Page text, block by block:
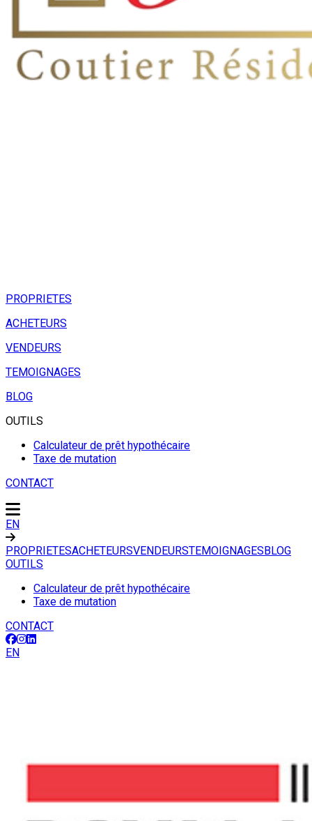
PROPRIETES
ACHETEURS
VENDEURS
TEMOIGNAGES
BLOG
OUTILS
Calculateur de prêt hypothécaire
Taxe de mutation
CONTACT
EN
PROPRIETESACHETEURSVENDEURSTEMOIGNAGESBLOG
OUTILS
Calculateur de prêt hypothécaire
Taxe de mutation
CONTACT
EN